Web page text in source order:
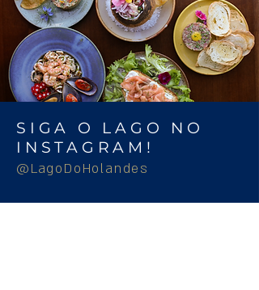
SIGA O LAGO NO
INSTAGRAM!
@LagoDoHolandes